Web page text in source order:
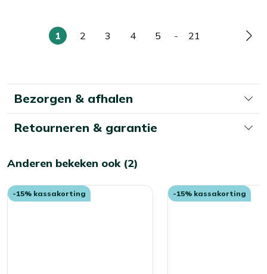
U
pagina
1
Pagina
2
Pagina
3
Pagina
4
Pagina
5 -
Pagina
21
Bezorgen & afhalen
Retourneren & garantie
Anderen bekeken ook (2)
-15% kassakorting -15% kassakorting